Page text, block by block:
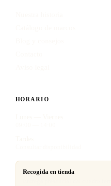
HORARIO
Recogida en tienda